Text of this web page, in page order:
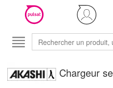
Chargeur